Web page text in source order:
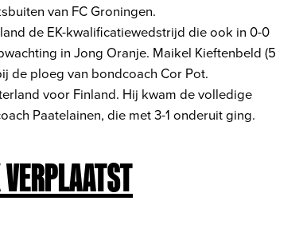
van FC Groningen.
de EK-kwalificatiewedstrijd die ook in 0-0
in Jong Oranje. Maikel Kieftenbeld (5
de ploeg van bondcoach Cor Pot.
voor Finland. Hij kwam de volledige
Paatelainen, die met 3-1 onderuit ging.